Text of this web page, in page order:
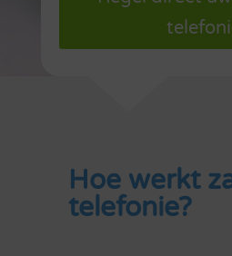
Hoe werkt
telefonie?